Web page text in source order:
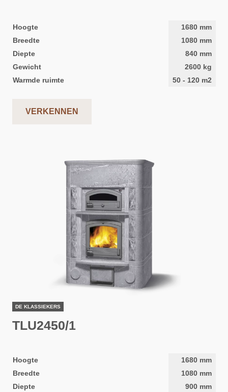
Hoogte 1680 mm
Breedte
1080 mm
Diepte
840 mm
Gewicht
2600 kg
Warmde ruimte
50 - 120 m2
VERKENNEN
DE KLASSIEKERS
TLU2450/1
Hoogte 1680 mm
Breedte
1080 mm
Diepte
900 mm